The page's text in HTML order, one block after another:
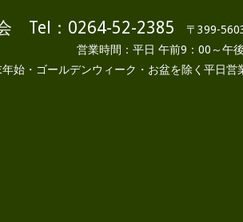
Tel：0264-52-2385
〒399-
営業時間：平日 午前9：00～午
年始・ゴールデンウィーク・お盆を除く平日営